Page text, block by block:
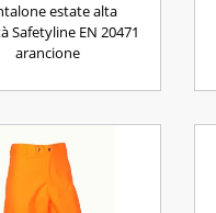
estate alta
Safetyline EN 20471
arancione